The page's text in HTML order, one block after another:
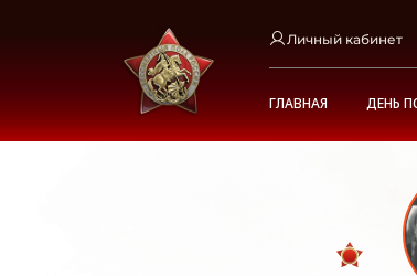
Личный кабинет
ГЛАВНАЯ ДЕНЬ